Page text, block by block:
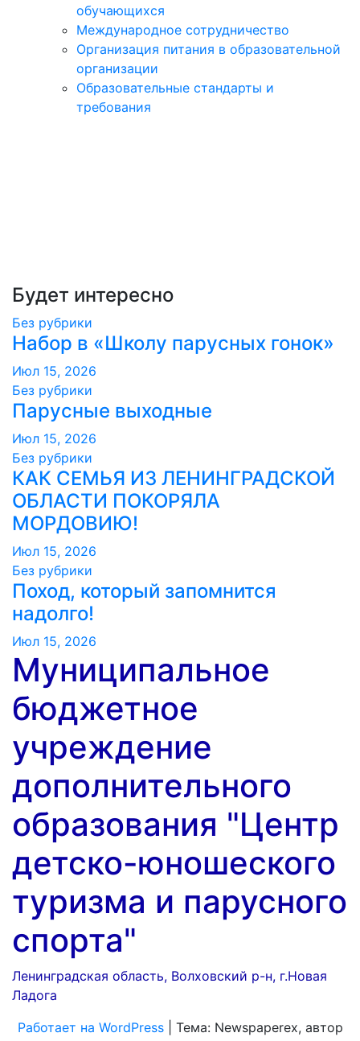
обучающихся
Международное сотрудничество
Организация питания в образовательной
организации
Образовательные стандарты и
требования
Будет интересно
Без рубрики
Набор в «Школу парусных гонок»
Июл 15, 2026
Без рубрики
Парусные выходные
Июл 15, 2026
Без рубрики
КАК СЕМЬЯ ИЗ ЛЕНИНГРАДСКОЙ
ОБЛАСТИ ПОКОРЯЛА
МОРДОВИЮ!️
Июл 15, 2026
Без рубрики
Поход, который запомнится
надолго!
Июл 15, 2026
Муниципальное
бюджетное
учреждение
дополнительного
образования "Центр
детско-юношеского
туризма и парусного
спорта"
Ленинградская область, Волховский р-н, г.Новая
Ладога
Работает на WordPress
Тема: Newspaperex, автор